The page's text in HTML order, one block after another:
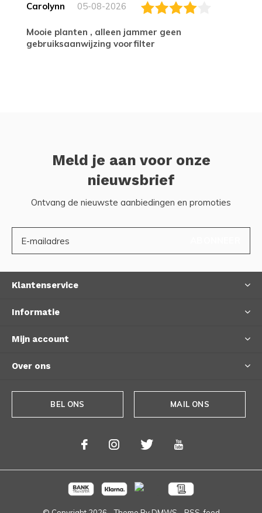
Carolynn 05-08-2026
Mooie planten , alleen jammer geen
gebruiksaanwijzing voorfilter
Meld je aan voor onze
nieuwsbrief
Ontvang de nieuwste aanbiedingen en promoties
Klantenservice
Informatie
Mijn account
Over ons
BEL ONS MAIL ONS